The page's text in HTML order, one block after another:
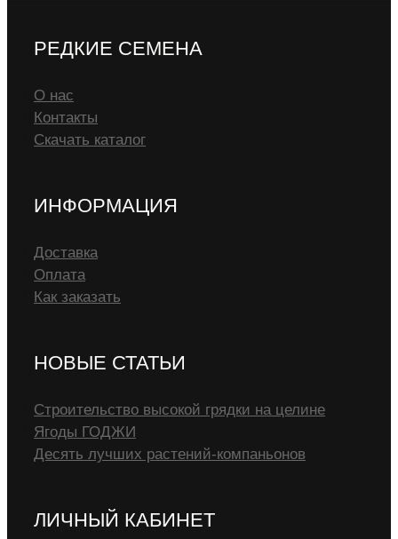
РЕДКИЕ СЕМЕНА
О нас
Контакты
Скачать каталог
ИНФОРМАЦИЯ
Доставка
Оплата
Как заказать
НОВЫЕ СТАТЬИ
Строительство высокой грядки на целине
Ягоды ГОДЖИ
Десять лучших растений-компаньонов
ЛИЧНЫЙ КАБИНЕТ